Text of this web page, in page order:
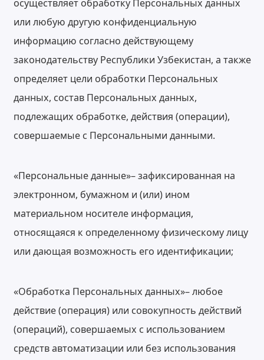
осуществляет обработку Персональных данных
или любую другую конфиденциальную
информацию согласно действующему
законодательству Республики Узбекистан, а также
определяет цели обработки Персональных
данных, состав Персональных данных,
подлежащих обработке, действия (операции),
совершаемые с Персональными данными.
«Персональные данные»– зафиксированная на
электронном, бумажном и (или) ином
материальном носителе информация,
относящаяся к определенному физическому лицу
или дающая возможность его идентификации;
«Обработка Персональных данных»– любое
действие (операция) или совокупность действий
(операций), совершаемых с использованием
средств автоматизации или без использования